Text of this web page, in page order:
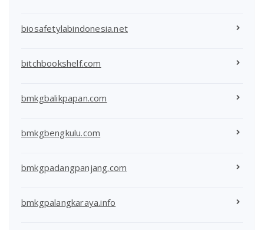
biosafetylabindonesia.net
bitchbookshelf.com
bmkgbalikpapan.com
bmkgbengkulu.com
bmkgpadangpanjang.com
bmkgpalangkaraya.info